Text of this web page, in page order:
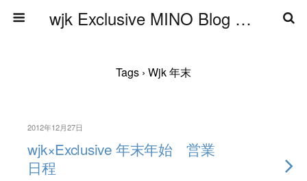
wjk Exclusive MINO Blog ブログ
Tags › Wjk 年末
2012年12月27日
wjk×Exclusive 年末年始 営業
日程